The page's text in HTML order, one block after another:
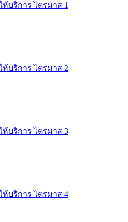
ห้บริการไตรมาส 1
ห้บริการไตรมาส 2
ห้บริการไตรมาส 3
ห้บริการไตรมาส 4